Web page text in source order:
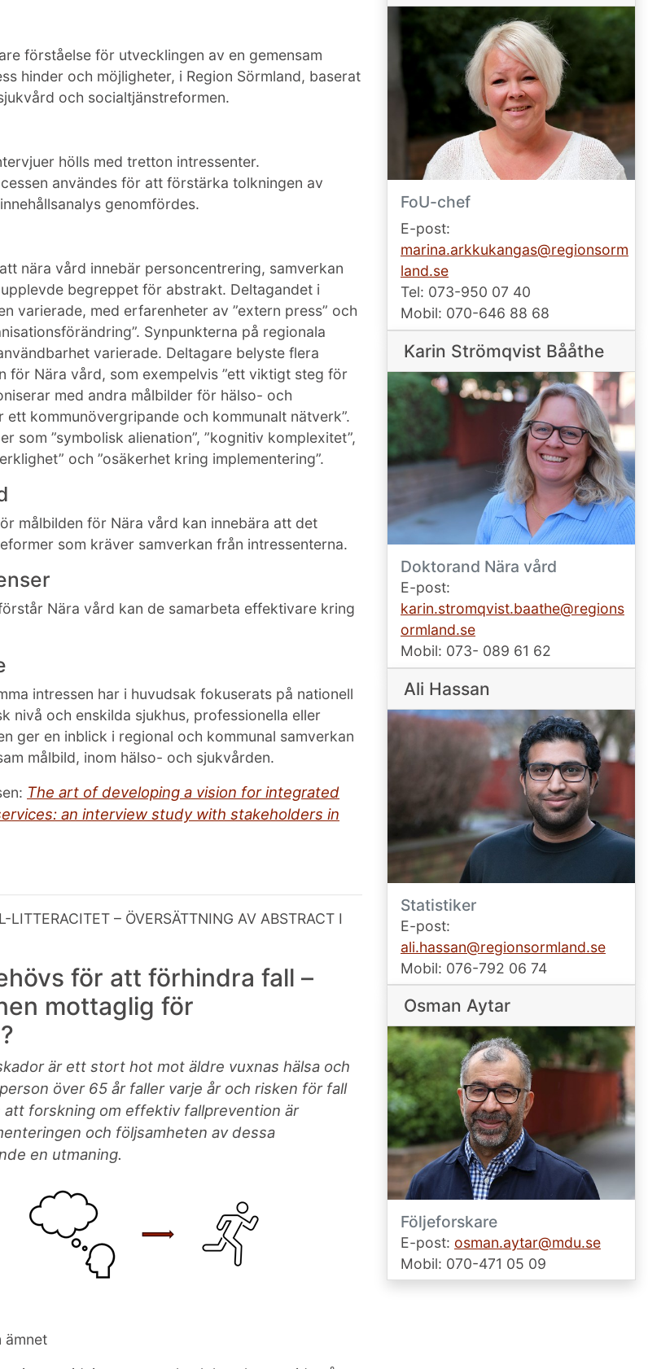
förståelse för utvecklingen av en gemensam
hinder och möjligheter, i Region Sörmland, baserat
och socialtjänstreformen.
hölls med tretton intressenter.
användes för att förstärka tolkningen av
genomfördes.
nära vård innebär personcentrering, samverkan
begreppet för abstrakt. Deltagandet i
varierade, med erfarenheter av ”extern press” och
Synpunkterna på regionala
varierade. Deltagare belyste flera
för Nära vård, som exempelvis ”ett viktigt steg för
med andra målbilder för hälso- och
ett kommunövergripande och kommunalt nätverk”.
som ”symbolisk alienation”, ”kognitiv komplexitet”,
och ”osäkerhet kring implementering”.
målbilden för Nära vård kan innebära att det
som kräver samverkan från intressenterna.
Nära vård kan de samarbeta effektivare kring
intressen har i huvudsak fokuserats på nationell
nivå och enskilda sjukhus, professionella eller
ger en inblick i regional och kommunal samverkan
målbild, inom hälso- och sjukvården.
The art of developing a vision for integrated
an interview study with stakeholders in
LITTERACITET – ÖVERSÄTTNING AV ABSTRACT I
för att förhindra fall –
mottaglig för
är ett stort hot mot äldre vuxnas hälsa och
person över 65 år faller varje år och risken för fall
att forskning om effektiv fallprevention är
och följsamheten av dessa
en utmaning.
ämnet
FoU-chef
E-post:
marina.arkkukangas@regionsorm
land.se
Tel: 073-950 07 40
Mobil: 070-646 88 68
Karin Strömqvist Bååthe
Doktorand Nära vård
E-post:
karin.stromqvist.baathe@regions
ormland.se
Mobil: 073- 089 61 62
Ali Hassan
Statistiker
E-post:
ali.hassan@regionsormland.se
Mobil: 076-792 06 74
Osman Aytar
Följeforskare
E-post: osman.aytar@mdu.se
Mobil: 070-471 05 09